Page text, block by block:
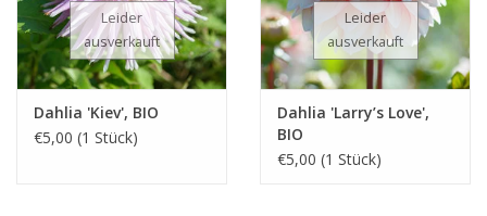
Leider
ausverkauft
Dahlia 'Kiev', BIO
€5,00 (1 Stück)
Leider
ausverkauft
Dahlia 'Larry’s Love',
BIO
€5,00 (1 Stück)